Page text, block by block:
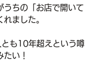
うちの「お店で開いて
ました。
も10年超えという噂
たい！